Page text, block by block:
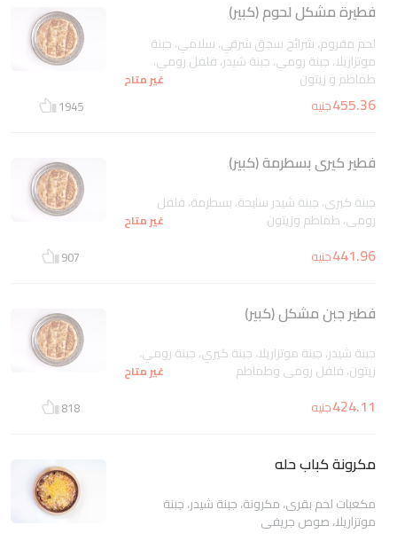
فطيرة مشكل لحوم (كبير)
لحم مفروم، شرائح سجق شرقي، سلامي، جبنة
موتزاريلا، جبنة رومي، جبنة شيدر، فلفل رومي،
طماطم و زيتون غير متاح
455.36جنيه 1945
فطير كيرى بسطرمة (كبير)
جبنة كيرى، جبنة شيدر سايحة، بسطرمة، فلفل
رومى، طماطم وزيتون غير متاح
441.96جنيه 907
فطير جبن مشكل (كبير)
جبنة شيدر، جبنة موتزاريلا، جبنة كيري، جبنة رومي،
زيتون، فلفل رومي وطماطم غير متاح
424.11جنيه 818
مكرونة كباب حله
مكعبات لحم بقرى، مكرونة، جبنة شيدر، جبنة
موتزاريلا، صوص جريفي